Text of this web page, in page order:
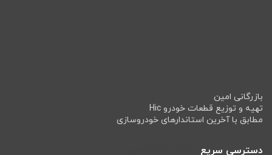
بازرگانی امین
تهیه و توزیع قطعات خودرو Hic
مطابق با آخرین استاندارهای خودروسازی
دسترسی سریع